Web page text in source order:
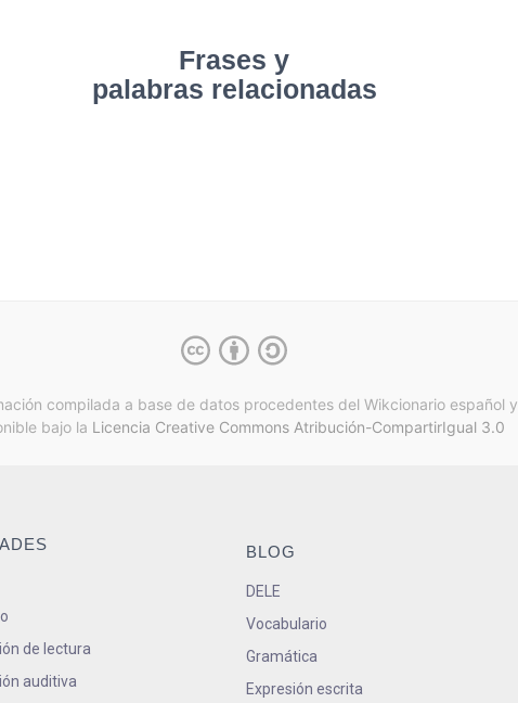
Frases y
palabras relacionadas
compilada a base de datos procedentes del Wikcionario español y
bajo la Licencia Creative Commons Atribución-CompartirIgual 3.0
de lectura
auditiva
BLOG
DELE
Vocabulario
Gramática
Expresión escrita